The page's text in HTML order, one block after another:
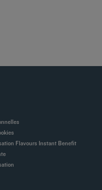
Flavours Instant Benefit